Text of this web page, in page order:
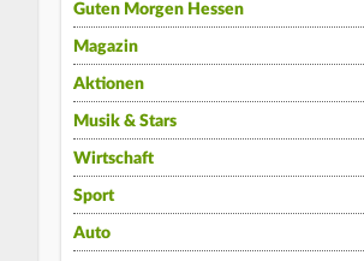
Guten Morgen Hessen
Magazin
Aktionen
Musik & Stars
Wirtschaft
Sport
Auto